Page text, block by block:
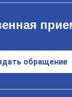
обращение